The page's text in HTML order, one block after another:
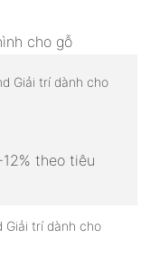
cho gỗ
theo tiêu